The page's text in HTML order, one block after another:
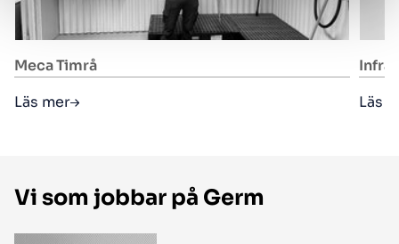
Meca Timrå
Läs mer
Läs
Vi som jobbar på Germ